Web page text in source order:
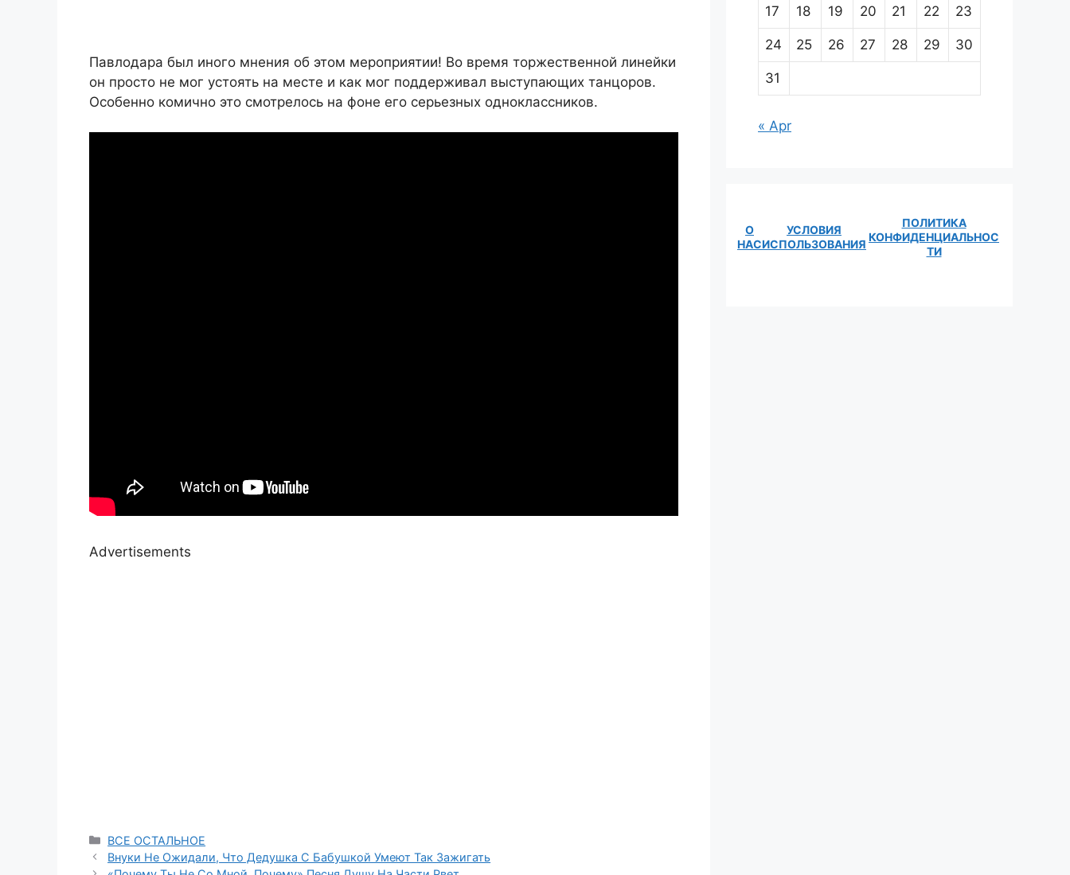
Павлодара был иного мнения об этом мероприятии! Во время торжественной линейки
он просто не мог устоять на месте и как мог поддерживал выступающих танцоров.
Особенно комично это смотрелось на фоне его серьезных одноклассников.
Advertisements
Categories
ВСЕ ОСТАЛЬНОЕ
Внуки Не Ожидали, Что Дедушка С Бабушкой Умеют Так Зажигать
17 18 19 20 21 22 23
24 25 26 27 28 29 30
31
« Apr
О
НАС
УСЛОВИЯ
ИСПОЛЬЗОВАНИЯ
ПОЛИТИКА
КОНФИДЕНЦИАЛЬНОС
ТИ